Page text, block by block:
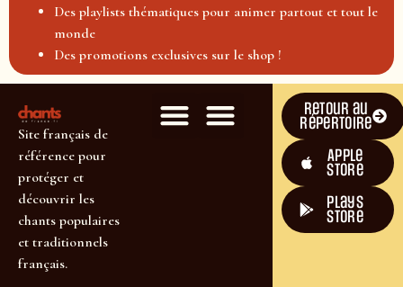
Des playlists thématiques pour animer partout et tout le
monde
Des promotions exclusives sur le shop !
Site français de
référence pour
protéger et
découvrir les
chants populaires
et traditionnels
français.
Retour au
répertoire
Apple
Store
plays
store